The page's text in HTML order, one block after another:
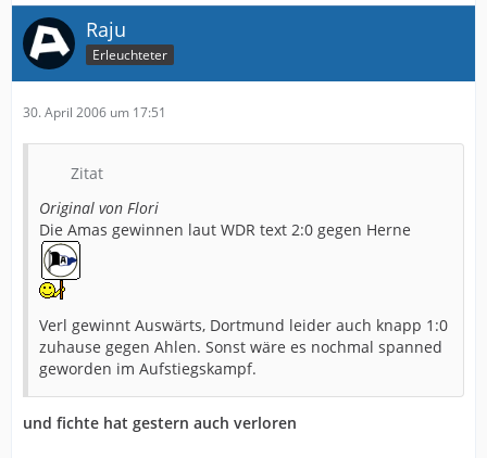
Raju
Erleuchteter
30. April 2006 um 17:51
Zitat
Original von Flori
Die Amas gewinnen laut WDR text 2:0 gegen Herne
Verl gewinnt Auswärts, Dortmund leider auch knapp 1:0
zuhause gegen Ahlen. Sonst wäre es nochmal spanned
geworden im Aufstiegskampf.
und fichte hat gestern auch verloren